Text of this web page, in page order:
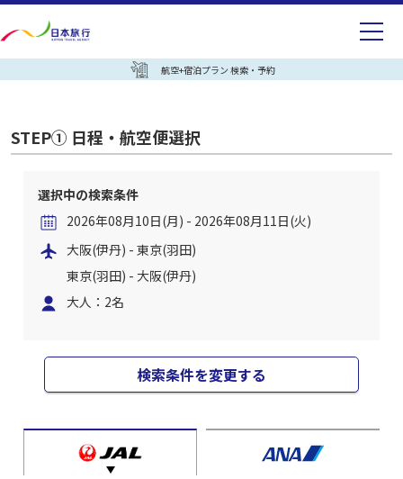
航空+宿泊プラン 検索・予約
STEP① 日程・航空便選択
選択中の検索条件
2026年08月10日(月) - 2026年08月11日(火)
大阪(伊丹) - 東京(羽田)
東京(羽田) - 大阪(伊丹)
大人：2名
検索条件を変更する